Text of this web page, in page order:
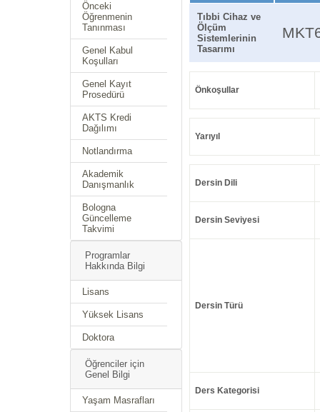
Önceki
Öğrenmenin
Tanınması
Genel Kabul
Koşulları
Genel Kayıt
Prosedürü
AKTS Kredi
Dağılımı
Notlandırma
Akademik
Danışmanlık
Bologna
Güncelleme
Takvimi
Programlar
Hakkında Bilgi
Lisans
Yüksek Lisans
Doktora
Öğrenciler için
Genel Bilgi
Yaşam Masrafları
Tıbbi Cihaz ve
Ölçüm
Sistemlerinin
Tasarımı
Önkoşullar
Yarıyıl
Dersin Dili
Dersin Seviyesi
Dersin Türü
Ders Kategorisi